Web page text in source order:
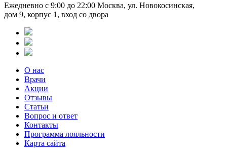
Ежедневно с 9:00 до 22:00 Москва, ул. Новокосинская,
дом 9, корпус 1, вход со двора
О нас
Врачи
Акции
Отзывы
Статьи
Вопрос и ответ
Контакты
Программа лояльности
Карта сайта